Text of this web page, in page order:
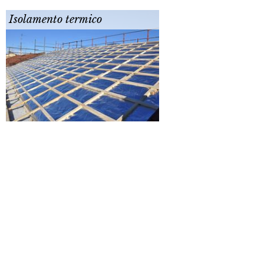
Isolamento termico